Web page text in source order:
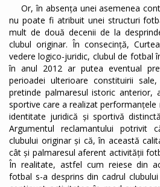
Or, în absența unei asemenea
nu poate fi atribuit unei structuri
mult de două decenii de la
clubul originar. În consecință,
vedere logico-juridic, clubul de fotbal
în anul 2012 ar putea eventual
perioadei ulterioare constituirii
pretinde palmaresul istoric anterior,
sportive care a realizat performanțele
identitate juridică și sportivă
Argumentul reclamantului potrivit
clubului originar și că, în această
cât și palmaresul aferent activității
În realitate, astfel cum reiese din
fotbal s-a desprins din cadrul